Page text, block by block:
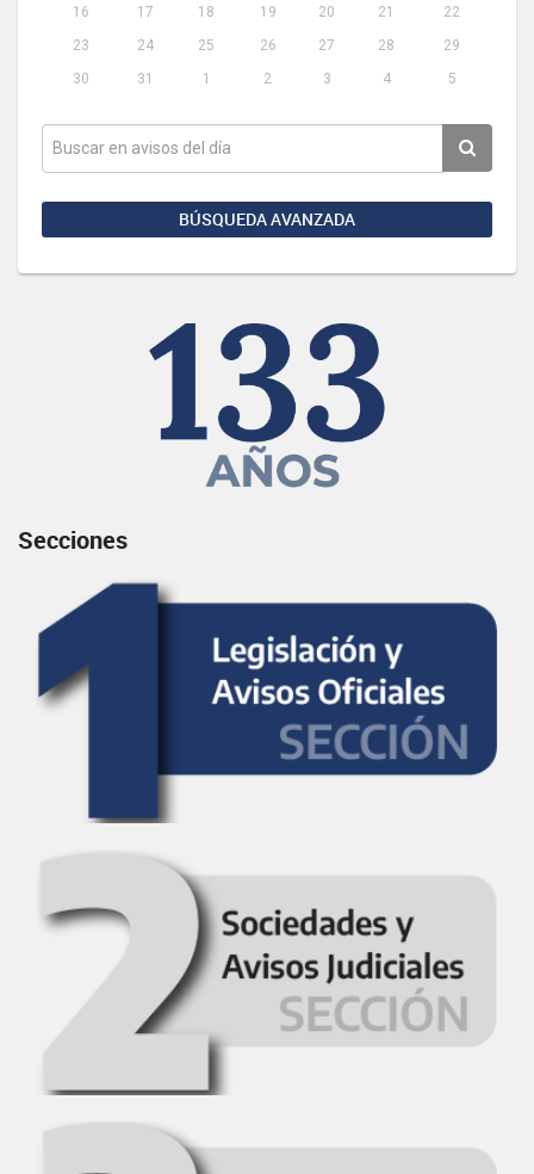
16
17 18 19 20 21
22
23
24 25 26 27 28
29
30
31 1 2 3 4 5
BÚSQUEDA AVANZADA
Secciones